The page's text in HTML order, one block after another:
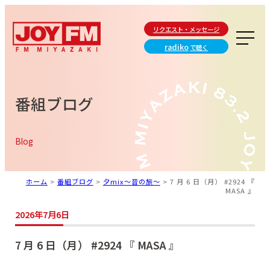
リクエスト・メッセージ
radiko で聴く
番組ブログ
Blog
ホーム > 番組ブログ > 夕mix～音の旅～ > 7 月 6 日（月） #2924 『
MASA 』
2026年7月6日
7 月 6 日（月） #2924 『 MASA 』